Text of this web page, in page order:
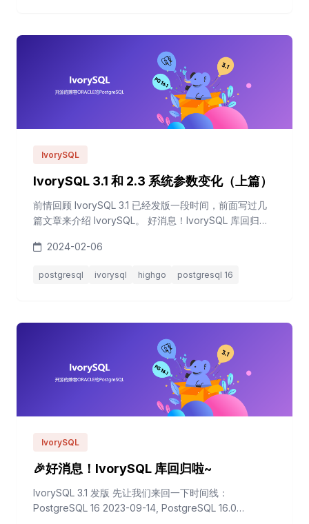
IvorySQL
IvorySQL 3.1 和 2.3 系统参数变化（上篇）
前情回顾 IvorySQL 3.1 已经发版一段时间，前面写过几
篇文章来介绍 IvorySQL。 好消息！IvorySQL 库回归啦~
特性浅析 从 IvorySQL 3.0 到 3.1 变化较小，没有系统参
的篇幅介绍 IvorySQL 3.1 和 2.3 的参数...
2024-02-06
postgresql ivorysql highgo postgresql 16
IvorySQL
🎉好消息！IvorySQL 库回归啦~
IvorySQL 3.1 发版 先让我们来回一下时间线：
PostgreSQL 16 2023-09-14, PostgreSQL 16.0